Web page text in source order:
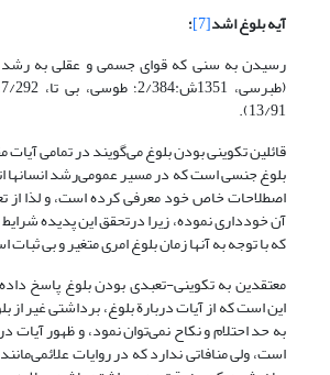
آیه بلوغ اشد[7] ؛
رسیدن به سنی که قوای جسمی‌‌ و عقلی به
13/91).
قائلین تکوینی بودن بلوغ می‌‌گویند در تمامی
بلوغ جنسی است که در مسیر عمومی‌رشد انسانها
اصطلاحات خاص خود معرفی کرده است، و لذا از
آن خودداری نموده، زیرا درتحقق این پدیده
که با توجه به آنها زمان بلوغ امری متغیر و بی
معتقدین به تکوینی-تعبدی بودن بلوغ پاسخ
این است که از آیات دربارة بلوغ، برداشتی غیر
به حد احتلام و نکاح نمی‌توان نمود، و ظهور آیات
است، ولی منافاتی ندارد که در روایات